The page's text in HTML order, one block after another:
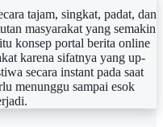
tajam, singkat, padat, dan
masyarakat yang semakin
konsep portal berita online
karena sifatnya yang up-
secara instant pada saat
menunggu sampai esok